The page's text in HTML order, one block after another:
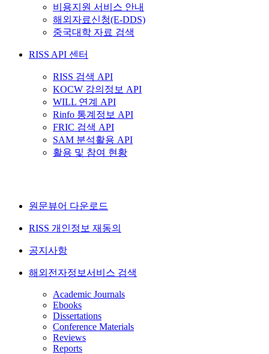
비용지원 서비스 안내
해외자료신청(E-DDS)
중국대학 자료 검색
RISS API 센터
RISS 검색 API
KOCW 강의정보 API
WILL 연계 API
Rinfo 통계정보 API
FRIC 검색 API
SAM 분석활용 API
활용 및 참여 현황
원문뷰어 다운로드
RISS 개인정보 재동의
공지사항
해외전자정보서비스 검색
Academic Journals
Ebooks
Dissertations
Conference Materials
Reviews
Reports